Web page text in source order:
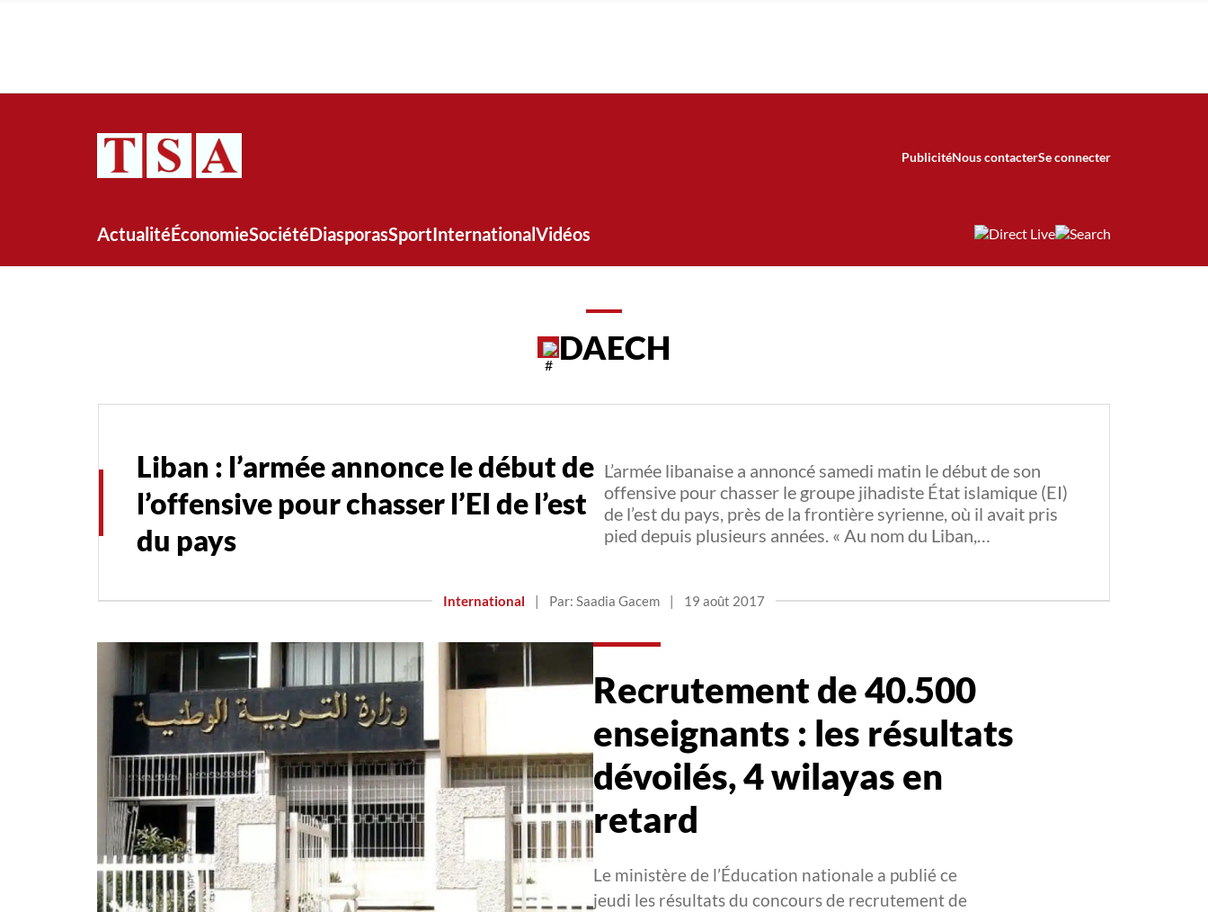
PublicitéNous contacterSe connecter
ActualitéÉconomieSociétéDiasporasSportInternationalVidéos
DAECH
Liban : l’armée annonce le début de
l’offensive pour chasser l’EI de l’est
du pays
L’armée libanaise a annoncé samedi matin le début de son
offensive pour chasser le groupe jihadiste État islamique (EI)
de l’est du pays, près de la frontière syrienne, où il avait pris
pied depuis plusieurs années. « Au nom du Liban,…
International | Par: Saadia Gacem | 19 août 2017
Recrutement de 40.500
enseignants : les résultats
dévoilés, 4 wilayas en
retard
Le ministère de l’Éducation nationale a publié ce
jeudi les résultats du concours de recrutement de